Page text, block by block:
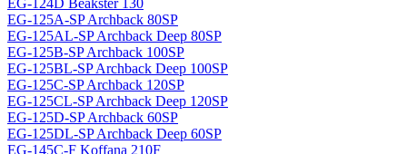
EG-124D Beakster 130
EG-125A-SP Archback 80SP
EG-125AL-SP Archback Deep 80SP
EG-125B-SP Archback 100SP
EG-125BL-SP Archback Deep 100SP
EG-125C-SP Archback 120SP
EG-125CL-SP Archback Deep 120SP
EG-125D-SP Archback 60SP
EG-125DL-SP Archback Deep 60SP
EG-145C-F Koffana 210F